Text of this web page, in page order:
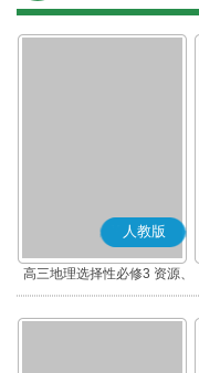
人教版
高三地理选择性必修3 资源、
环境与国家安全